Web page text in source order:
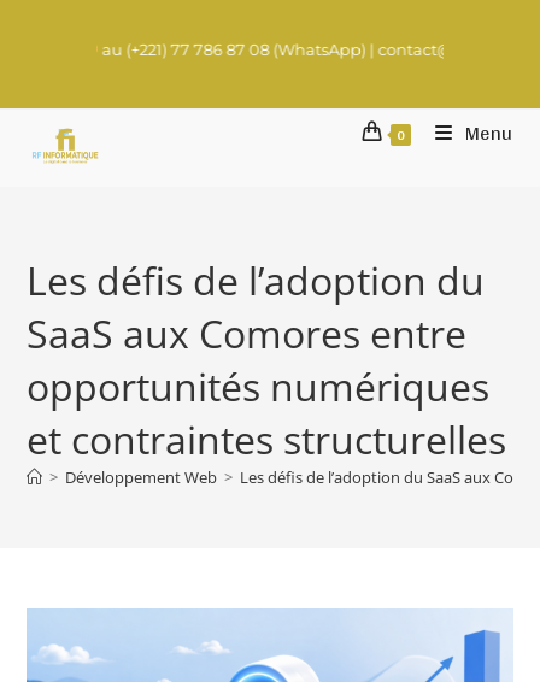
(+221) 77 786 87 08 (WhatsApp) | contact@rachadifils.com
0 Menu
Les défis de l’adoption du
SaaS aux Comores entre
opportunités numériques
et contraintes structurelles
> Développement Web > Les défis de l’adoption du SaaS aux